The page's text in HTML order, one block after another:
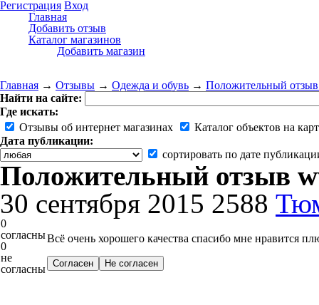
Регистрация Вход
Главная
Добавить отзыв
Каталог магазинов
Добавить магазин
Главная → Отзывы → Одежда и обувь → Положительный
Найти на сайте:
Где искать:
Отзывы об интернет магазинах
Каталог объектов на
Дата публикации:
сортировать по дате
Положительный отзыв
30 сентября 2015 2588
0
согласны
0
не
согласны
Всё очень хорошего качества спасибо мне нравится